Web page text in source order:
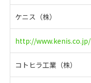
ケニス（株）
http://www.kenis.co.jp/
コトヒラ工業（株）